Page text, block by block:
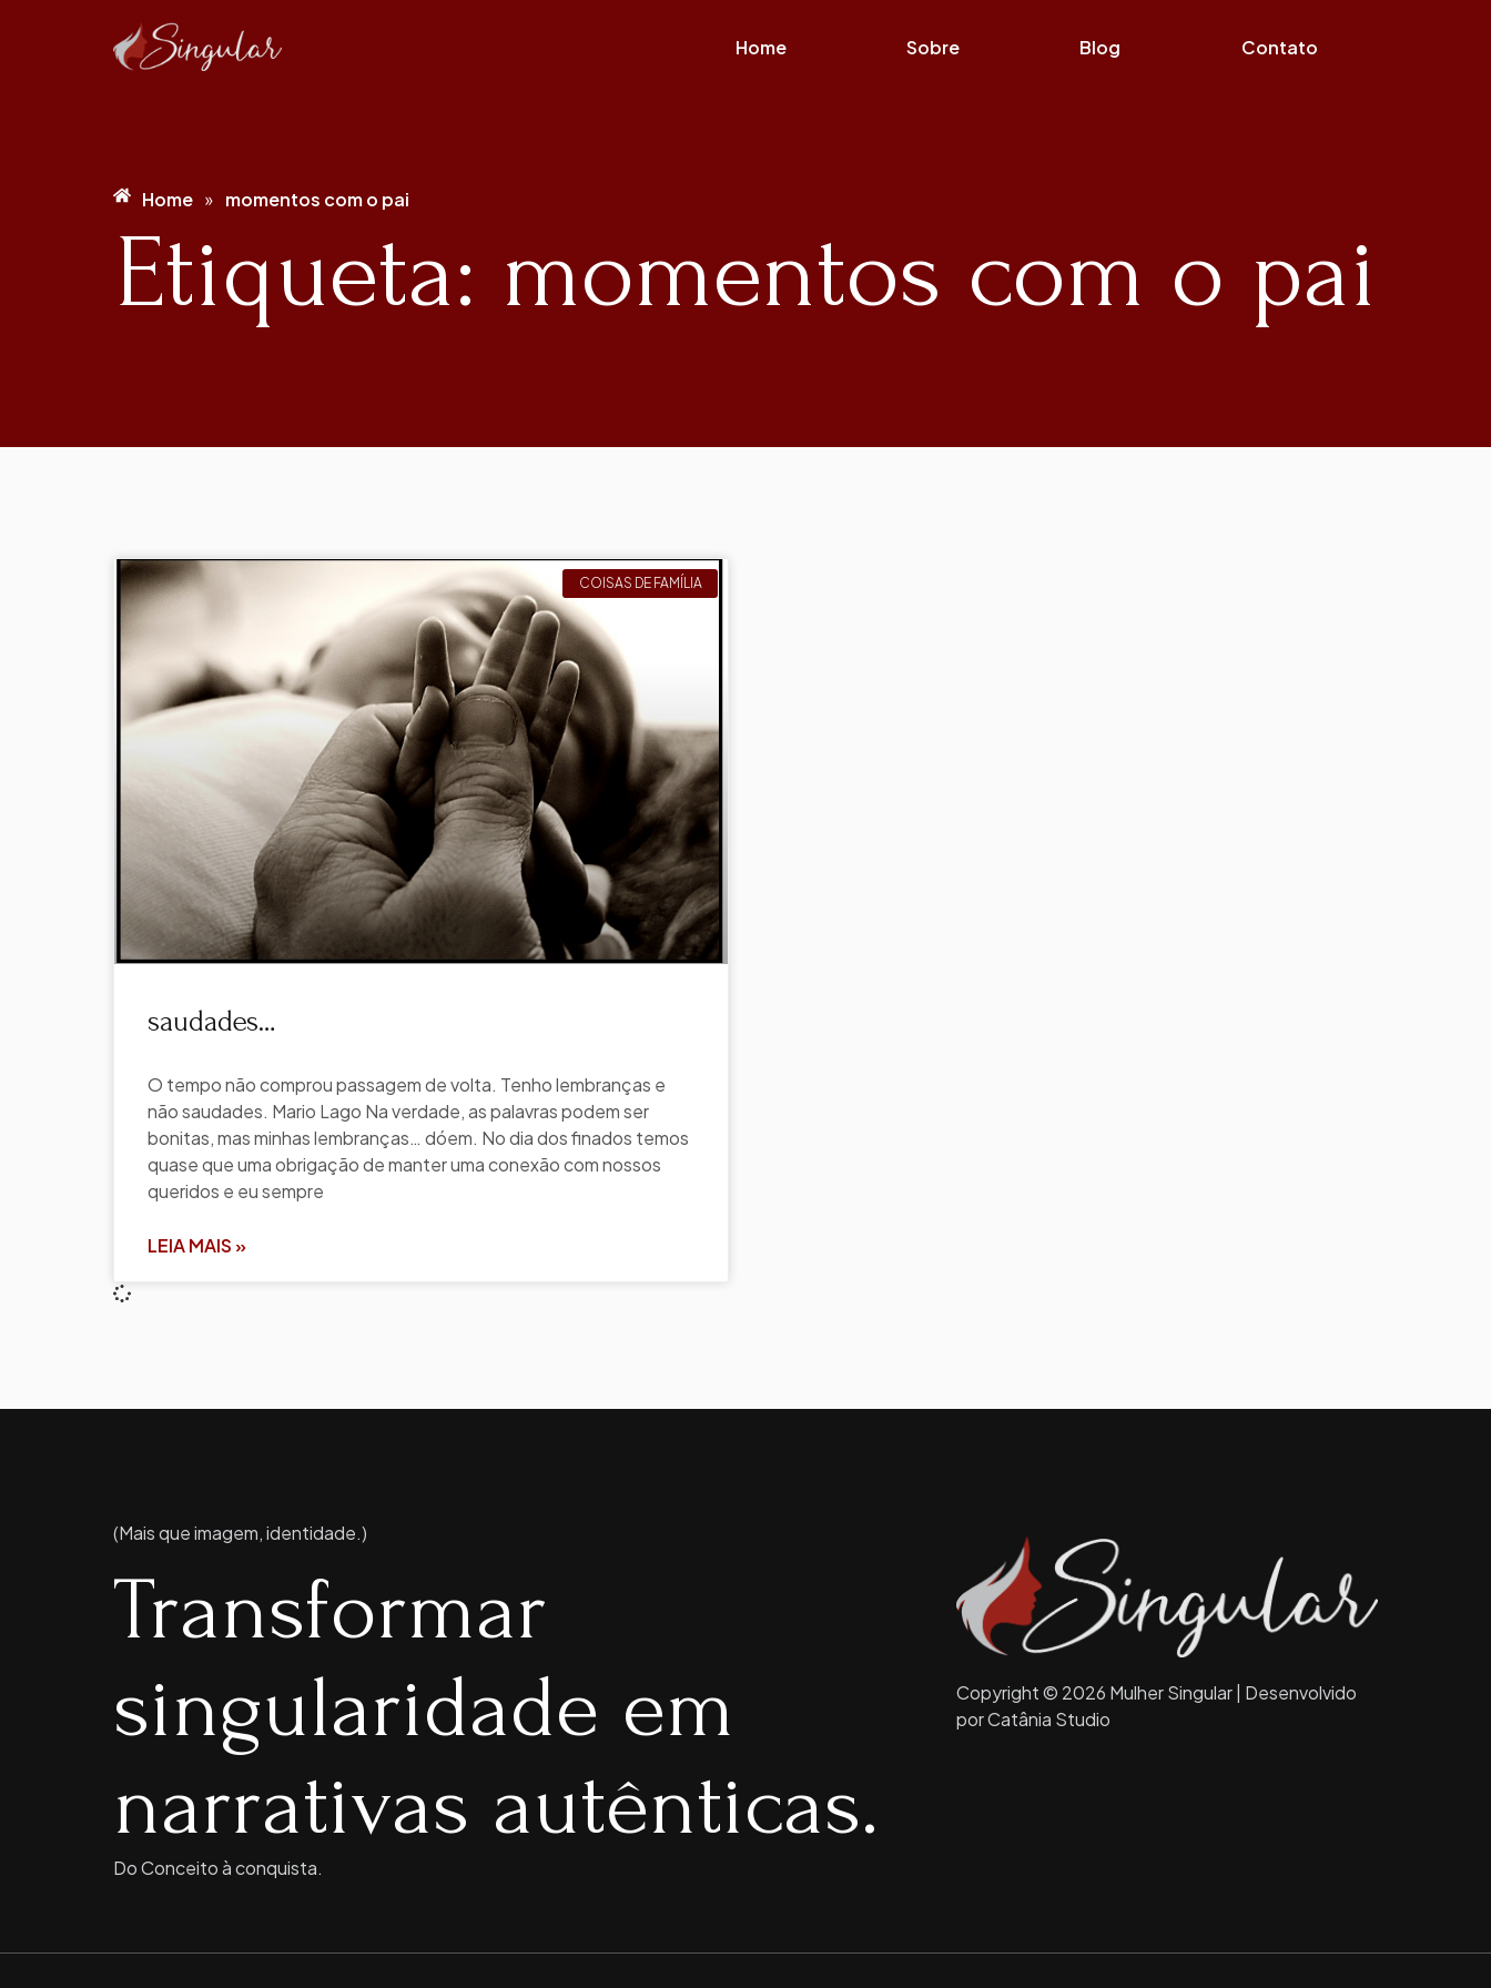
Home Sobre Blog Contato
Home » momentos com o pai
Etiqueta: momentos com o pai
COISAS DE FAMÍLIA
saudades…
O tempo não comprou passagem de volta. Tenho lembranças e
não saudades. Mario Lago Na verdade, as palavras podem ser
bonitas, mas minhas lembranças… dóem. No dia dos finados temos
quase que uma obrigação de manter uma conexão com nossos
queridos e eu sempre
LEIA MAIS »
(Mais que imagem, identidade.)
Transformar
singularidade em
narrativas autênticas.
Do Conceito à conquista.
Copyright © 2026 Mulher Singular | Desenvolvido
por Catânia Studio